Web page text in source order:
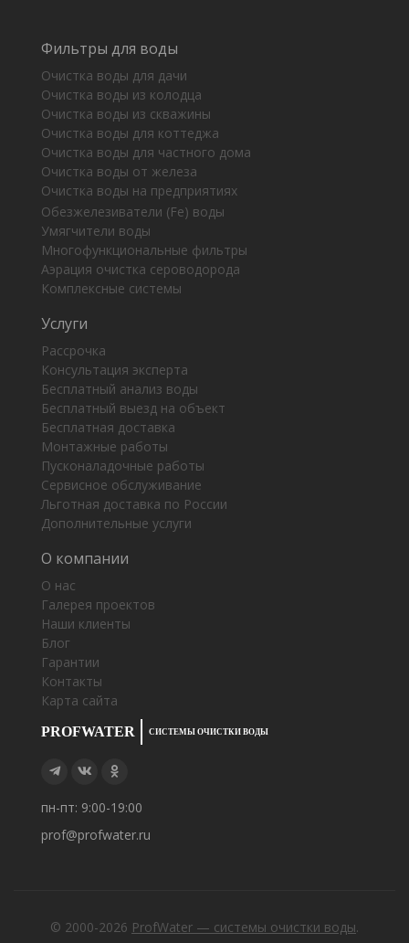
Фильтры для воды
Очистка воды для дачи
Очистка воды из колодца
Очистка воды из скважины
Очистка воды для коттеджа
Очистка воды для частного дома
Очистка воды от железа
Очистка воды на предприятиях
Обезжелезиватели (Fe) воды
Умягчители воды
Многофункциональные фильтры
Аэрация очистка сероводорода
Комплексные системы
Услуги
Рассрочка
Консультация эксперта
Бесплатный анализ воды
Бесплатный выезд на объект
Бесплатная доставка
Монтажные работы
Пусконаладочные работы
Сервисное обслуживание
Льготная доставка по России
Дополнительные услуги
О компании
О нас
Галерея проектов
Наши клиенты
Блог
Гарантии
Контакты
Карта сайта
PROFWATER СИСТЕМЫ ОЧИСТКИ ВОДЫ
пн-пт: 9:00-19:00
prof@profwater.ru
© 2000-2026 ProfWater — системы очистки воды.